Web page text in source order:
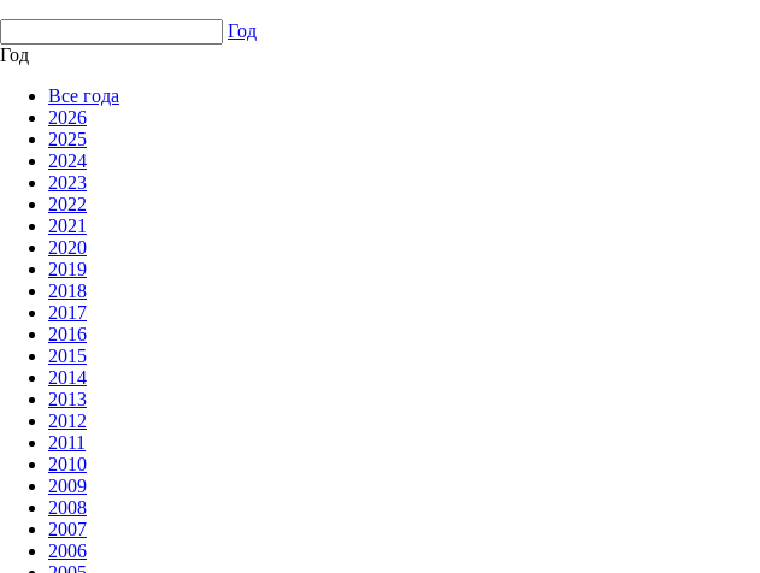
Год
Год
Все года
2026
2025
2024
2023
2022
2021
2020
2019
2018
2017
2016
2015
2014
2013
2012
2011
2010
2009
2008
2007
2006